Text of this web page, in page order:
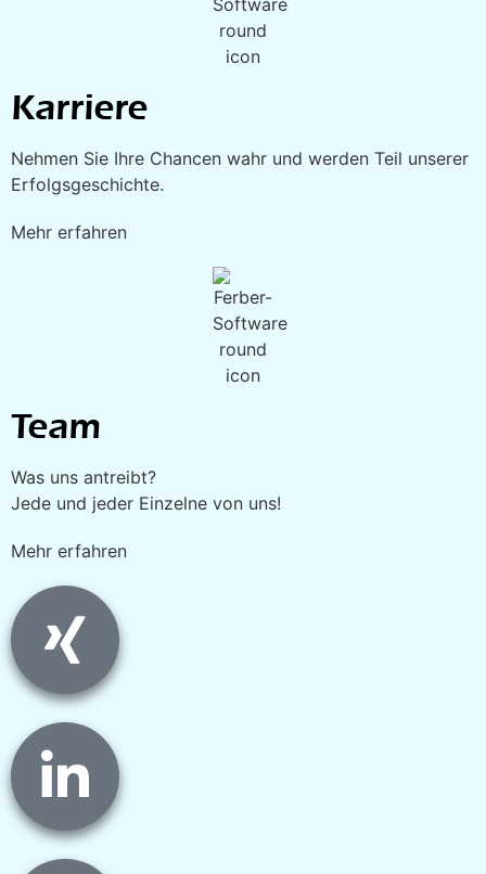
Karriere
Nehmen Sie Ihre Chancen wahr und werden Teil unserer
Erfolgsgeschichte.
Mehr erfahren
Team
Was uns antreibt?
Jede und jeder Einzelne von uns!
Mehr erfahren